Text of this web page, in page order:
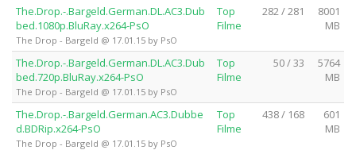
The.Drop.-.Bargeld.German.DL.AC3.Dub
bed.1080p.BluRay.x264-PsO
The Drop - Bargeld @ 17.01.15 by PsO
Top
Filme
282 / 281
8001
MB
The.Drop.-.Bargeld.German.DL.AC3.Dub
bed.720p.BluRay.x264-PsO
The Drop - Bargeld @ 17.01.15 by PsO
Top
Filme
50 / 33
5764
MB
The.Drop.-.Bargeld.German.AC3.Dubbe
d.BDRip.x264-PsO
The Drop - Bargeld @ 17.01.15 by PsO
Top
Filme
438 / 168
601
MB